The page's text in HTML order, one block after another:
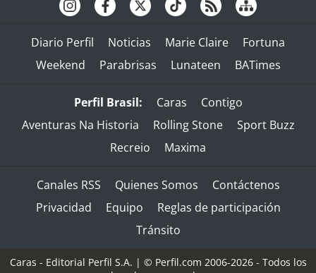
Diario Perfil Noticias Marie Claire
Fortuna
Weekend
Parabrisas Lunateen BATimes
Perfil Brasil: Caras
Contigo
Aventuras Na Historia
Rolling Stone
Sport Buzz
Recreio
Maxima
Canales RSS Quienes Somos
Contáctenos
Privacidad
Equipo
Reglas de participación
Tránsito
Caras - Editorial Perfil S.A. | © Perfil.com 2006-2026 - Todos los